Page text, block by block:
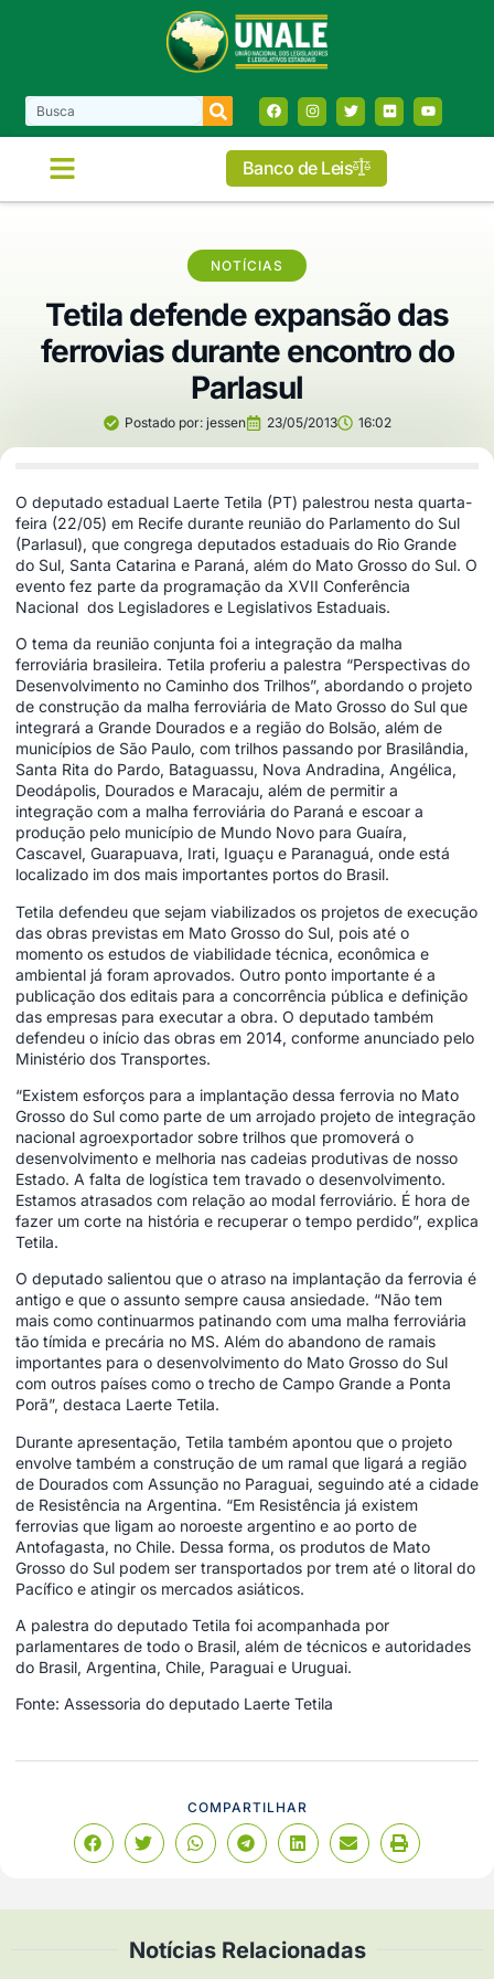
Banco de Leis
NOTÍCIAS
Tetila defende expansão das
ferrovias durante encontro do
Parlasul
Postado por:jessen 23/05/2013 16:02
O deputado estadual Laerte Tetila (PT) palestrou nesta quarta-
feira (22/05) em Recife durante reunião do Parlamento do Sul
(Parlasul), que congrega deputados estaduais do Rio Grande
do Sul, Santa Catarina e Paraná, além do Mato Grosso do Sul. O
evento fez parte da programação da XVII Conferência
Nacional dos Legisladores e Legislativos Estaduais.
O tema da reunião conjunta foi a integração da malha
ferroviária brasileira. Tetila proferiu a palestra “Perspectivas do
Desenvolvimento no Caminho dos Trilhos”, abordando o projeto
de construção da malha ferroviária de Mato Grosso do Sul que
integrará a Grande Dourados e a região do Bolsão, além de
municípios de São Paulo, com trilhos passando por Brasilândia,
Santa Rita do Pardo, Bataguassu, Nova Andradina, Angélica,
Deodápolis, Dourados e Maracaju, além de permitir a
integração com a malha ferroviária do Paraná e escoar a
produção pelo município de Mundo Novo para Guaíra,
Cascavel, Guarapuava, Irati, Iguaçu e Paranaguá, onde está
localizado im dos mais importantes portos do Brasil.
Tetila defendeu que sejam viabilizados os projetos de execução
das obras previstas em Mato Grosso do Sul, pois até o
momento os estudos de viabilidade técnica, econômica e
ambiental já foram aprovados. Outro ponto importante é a
publicação dos editais para a concorrência pública e definição
das empresas para executar a obra. O deputado também
defendeu o início das obras em 2014, conforme anunciado pelo
Ministério dos Transportes.
“Existem esforços para a implantação dessa ferrovia no Mato
Grosso do Sul como parte de um arrojado projeto de integração
nacional agroexportador sobre trilhos que promoverá o
desenvolvimento e melhoria nas cadeias produtivas de nosso
Estado. A falta de logística tem travado o desenvolvimento.
Estamos atrasados com relação ao modal ferroviário. É hora de
fazer um corte na história e recuperar o tempo perdido”, explica
Tetila.
O deputado salientou que o atraso na implantação da ferrovia é
antigo e que o assunto sempre causa ansiedade. “Não tem
mais como continuarmos patinando com uma malha ferroviária
tão tímida e precária no MS. Além do abandono de ramais
importantes para o desenvolvimento do Mato Grosso do Sul
com outros países como o trecho de Campo Grande a Ponta
Porã”, destaca Laerte Tetila.
Durante apresentação, Tetila também apontou que o projeto
envolve também a construção de um ramal que ligará a região
de Dourados com Assunção no Paraguai, seguindo até a cidade
de Resistência na Argentina. “Em Resistência já existem
ferrovias que ligam ao noroeste argentino e ao porto de
Antofagasta, no Chile. Dessa forma, os produtos de Mato
Grosso do Sul podem ser transportados por trem até o litoral do
Pacífico e atingir os mercados asiáticos.
A palestra do deputado Tetila foi acompanhada por
parlamentares de todo o Brasil, além de técnicos e autoridades
do Brasil, Argentina, Chile, Paraguai e Uruguai.
Fonte: Assessoria do deputado Laerte Tetila
COMPARTILHAR
Notícias Relacionadas